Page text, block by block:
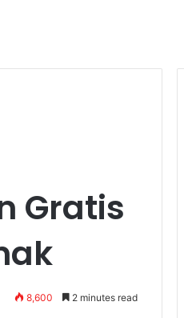
Gratis
8,600 2 minutes read